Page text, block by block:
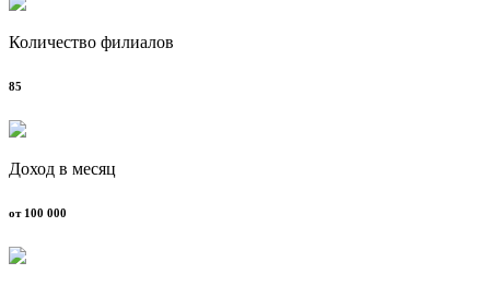
Количество филиалов
85
Доход в месяц
от 100 000